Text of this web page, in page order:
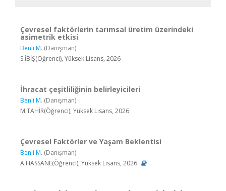
Çevresel faktörlerin tarımsal üretim üzerindeki
asimetrik etkisi
Benli M. (Danışman)
S.İBİŞ(Öğrenci), Yüksek Lisans, 2026
İhracat çeşitliliğinin belirleyicileri
Benli M. (Danışman)
M.TAHİR(Öğrenci), Yüksek Lisans, 2026
Çevresel Faktörler ve Yaşam Beklentisi
Benli M. (Danışman)
A.HASSANE(Öğrenci), Yüksek Lisans, 2026